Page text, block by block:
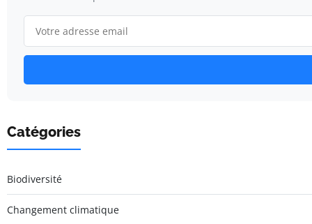
Catégories
Biodiversité
Changement climatique